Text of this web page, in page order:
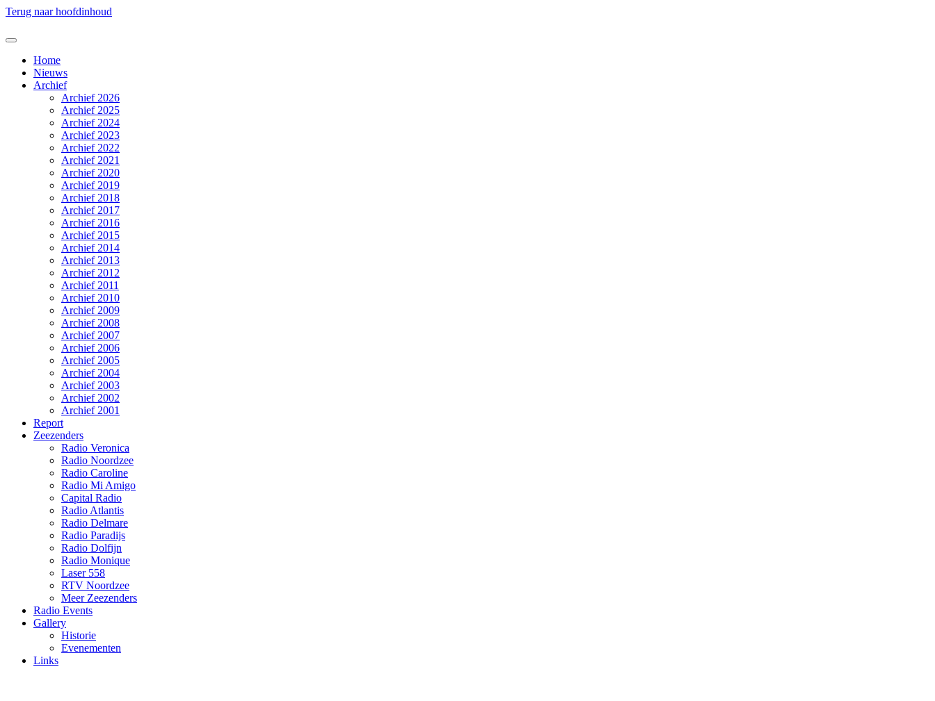
Terug naar hoofdinhoud
Home
Nieuws
Archief
Archief 2026
Archief 2025
Archief 2024
Archief 2023
Archief 2022
Archief 2021
Archief 2020
Archief 2019
Archief 2018
Archief 2017
Archief 2016
Archief 2015
Archief 2014
Archief 2013
Archief 2012
Archief 2011
Archief 2010
Archief 2009
Archief 2008
Archief 2007
Archief 2006
Archief 2005
Archief 2004
Archief 2003
Archief 2002
Archief 2001
Report
Zeezenders
Radio Veronica
Radio Noordzee
Radio Caroline
Radio Mi Amigo
Capital Radio
Radio Atlantis
Radio Delmare
Radio Paradijs
Radio Dolfijn
Radio Monique
Laser 558
RTV Noordzee
Meer Zeezenders
Radio Events
Gallery
Historie
Evenementen
Links